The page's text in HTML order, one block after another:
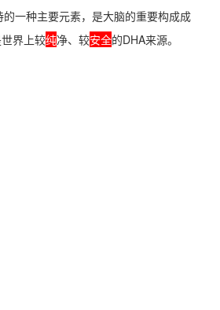
的一种主要元素，是大脑的重要构成成
界上较纯净、较安全的DHA来源。